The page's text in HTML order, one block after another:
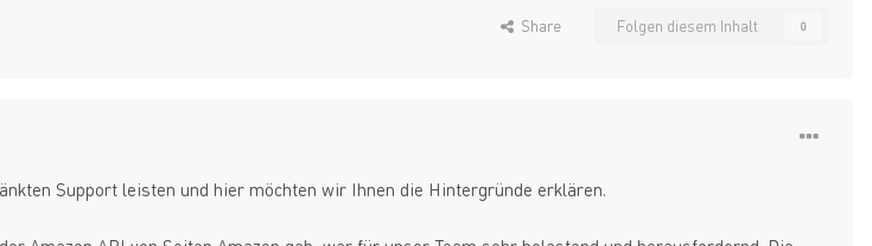
Share Folgen diesem Inhalt 0
Support leisten und hier möchten wir Ihnen die Hintergründe erklären.